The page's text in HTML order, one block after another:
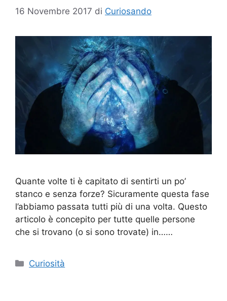
16 Novembre 2017 di Curiosando
Quante volte ti è capitato di sentirti un po’
stanco e senza forze? Sicuramente questa fase
l’abbiamo passata tutti più di una volta. Questo
articolo è concepito per tutte quelle persone
che si trovano (o si sono trovate) in……
Categorie
Curiosità